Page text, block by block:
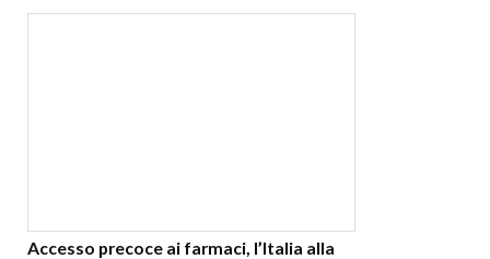
Accesso precoce ai farmaci, l’Italia alla